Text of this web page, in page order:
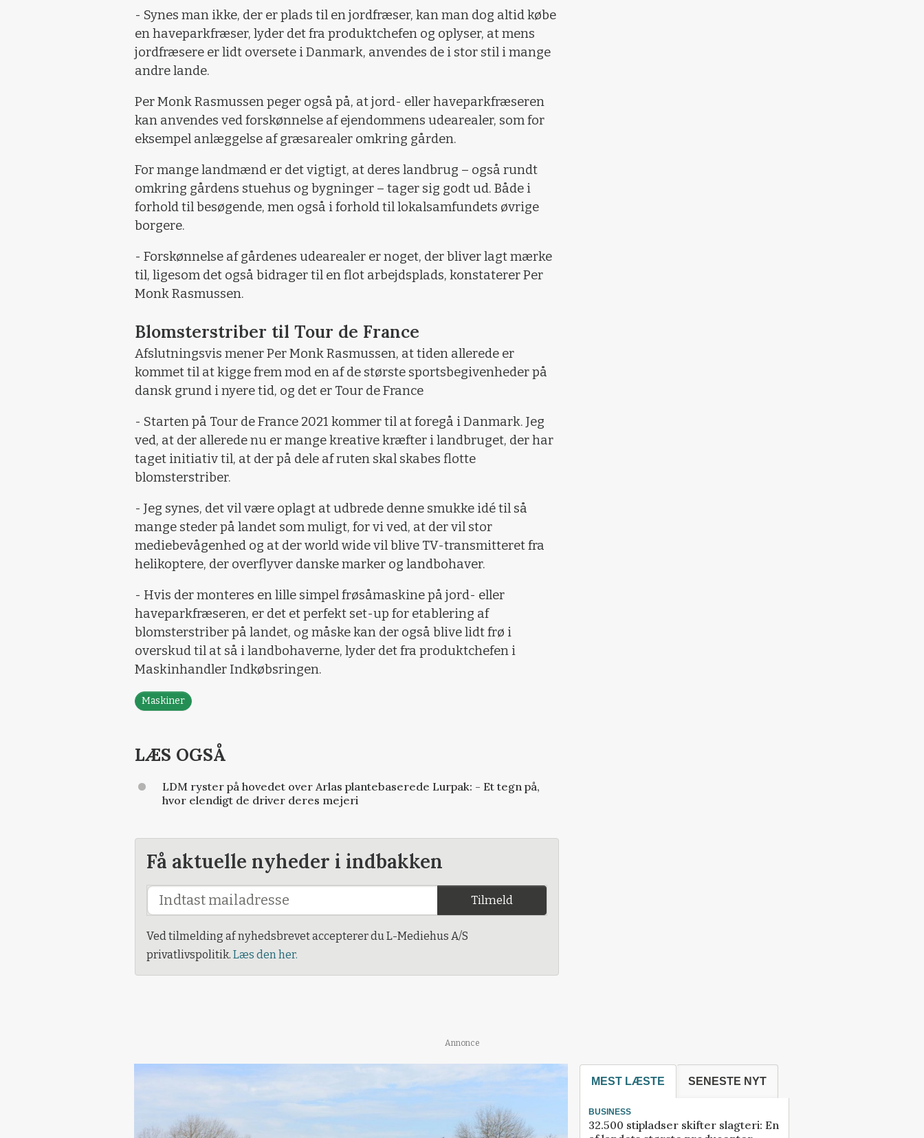
- Synes man ikke, der er plads til en jordfræser, kan man dog altid købe
en haveparkfræser, lyder det fra produktchefen og oplyser, at mens
jordfræsere er lidt oversete i Danmark, anvendes de i stor stil i mange
andre lande.
Per Monk Rasmussen peger også på, at jord- eller haveparkfræseren
kan anvendes ved forskønnelse af ejendommens udearealer, som for
eksempel anlæggelse af græsarealer omkring gården.
For mange landmænd er det vigtigt, at deres landbrug – også rundt
omkring gårdens stuehus og bygninger – tager sig godt ud. Både i
forhold til besøgende, men også i forhold til lokalsamfundets øvrige
borgere.
- Forskønnelse af gårdenes udearealer er noget, der bliver lagt mærke
til, ligesom det også bidrager til en flot arbejdsplads, konstaterer Per
Monk Rasmussen.
Blomsterstriber til Tour de France
Afslutningsvis mener Per Monk Rasmussen, at tiden allerede er
kommet til at kigge frem mod en af de største sportsbegivenheder på
dansk grund i nyere tid, og det er Tour de France
- Starten på Tour de France 2021 kommer til at foregå i Danmark. Jeg
ved, at der allerede nu er mange kreative kræfter i landbruget, der har
taget initiativ til, at der på dele af ruten skal skabes flotte
blomsterstriber.
- Jeg synes, det vil være oplagt at udbrede denne smukke idé til så
mange steder på landet som muligt, for vi ved, at der vil stor
mediebevågenhed og at der world wide vil blive TV-transmitteret fra
helikoptere, der overflyver danske marker og landbohaver.
- Hvis der monteres en lille simpel frøsåmaskine på jord- eller
haveparkfræseren, er det et perfekt set-up for etablering af
blomsterstriber på landet, og måske kan der også blive lidt frø i
overskud til at så i landbohaverne, lyder det fra produktchefen i
Maskinhandler Indkøbsringen.
Maskiner
LÆS OGSÅ
LDM ryster på hovedet over Arlas plantebaserede Lurpak: - Et tegn på,
hvor elendigt de driver deres mejeri
Få aktuelle nyheder i indbakken
Tilmeld
Ved tilmelding af nyhedsbrevet accepterer du L-Mediehus A/S
privatlivspolitik. Læs den her.
Annonce
MEST LÆSTE SENESTE NYT
BUSINESS
32.500 stipladser skifter slagteri: En